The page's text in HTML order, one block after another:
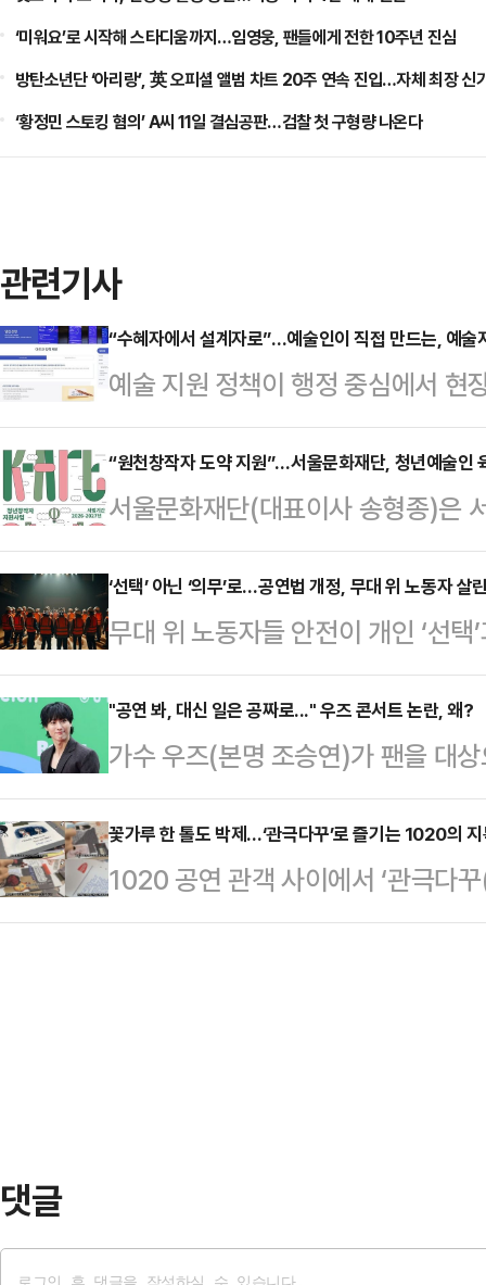
‘미워요’로 시작해 스타디움까지…임영웅, 팬들에게 전한 10주년 진심
방탄소년단 ‘아리랑’, 英 오피셜 앨범 차트 20주 연속 진입…자체 최장 신
‘황정민 스토킹 혐의’ A씨 11일 결심공판…검찰 첫 구형량 나온다
관련기사
“수혜자에서 설계자로”…예술인이 직접 만드는, 예술
예술 지원 정책이 행정 중심에서 현
현장에서는 행정 기관과 예술가 사
리가 꾸준히 제기되어 왔다. 한국문
를 반영해 기관 누리집 내에 ‘아르
시판은 단순한 예술인의 의견 수렴
상시 소통 창구로, 현장의 목소리를
을 높이겠다는 의지를 담았다.기존
장과의 대화) ‘현장…
“원천창작자 도약 지원”…서울문화재단, 청년예술인
서울문화재단(대표이사 송형종)은
원천창작자 지원사업인 ‘2026 K-
천창작자란, 공연·전시 등 최종 결
고 신작을 집필·설계하는 예술생태
은 국비-지방비 매칭 사업으로, 서
억원(60%)을 더해 총 90억원의 예
명을 집중적으로 육성한다는 점에
대상으로 다양한…
‘선택’ 아닌 ‘의무’로…공연법 개정, 무대 위 노동자
무대 위 노동자들 안전이 개인 ‘선택
해법으로 전문가들은 “강력한 법과
2%에 불과한 산재보험 가입률과
리 인력의 부재라는 구조적 문제의
‘의무’로 규정하는 공연법 개정이
회에 발의되어 논의 중인 공연법 개
법적 장치이다. 현행 예술인 산재보
해야 하는 ‘선택 사…
"공연 봐, 대신 일은 공짜로..." 우즈 콘서트 논란, 왜?
가수 우즈(본명 조승연)가 팬을 대
지며 논란이 일고 있다.최근 온라인
'Archive.1' 독일 공연 관련 스태프
트 담당자의 지인이라고 밝힌 작성
시 관객 질서 유지/MD 부스/쇼 러
꽃가루 한 톨도 박제…‘관극다꾸’로 즐기는 1020의
1020 공연 관객 사이에서 ‘관극다
불리는 아날로그 기록 문화가 확산
댓글